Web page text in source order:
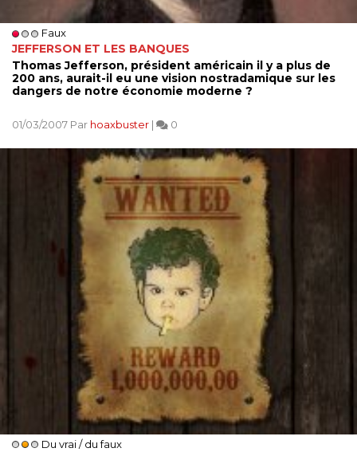
Faux
JEFFERSON ET LES BANQUES
Thomas Jefferson, président américain il y a plus de
200 ans, aurait-il eu une vision nostradamique sur les
dangers de notre économie moderne ?
01/03/2007 Par hoaxbuster | 0
Du vrai / du faux